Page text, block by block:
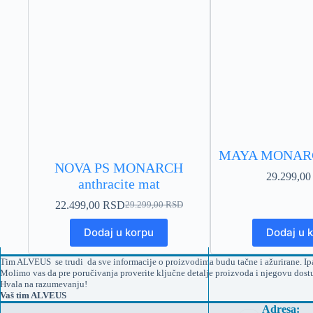
NOVA PS MONARCH
anthracite mat
29.299,00RSD
Originalna
cena
je
bila:
29.299,00 RSD.
22.499,00 RSDTrenutna
cena
je:
22.499,00 RSD.
Dodaj u korpu
MAYA
Dodaj u
Tim ALVEUS se trudi da sve informacije o proizvodima budu tačne i ažurirane.
Molimo vas da pre poručivanja proverite ključne detalje proizvoda i njegovu
Hvala na razumevanju!
Vaš tim ALVEUS
Adresa: